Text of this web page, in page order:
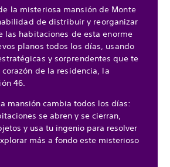
la misteriosa mansión de Monte
de distribuir y reorganizar
las habitaciones de esta enorme
planos todos los días, usando
y sorprendentes que te
de la residencia, la
46.
mansión cambia todos los días:
se abren y se cierran,
y usa tu ingenio para resolver
más a fondo este misterioso